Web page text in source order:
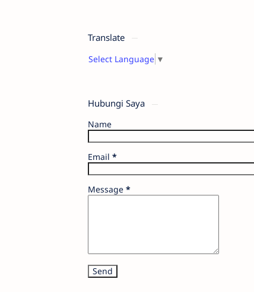
Translate
Select Language ▼
Hubungi Saya
Name
Email *
Message *